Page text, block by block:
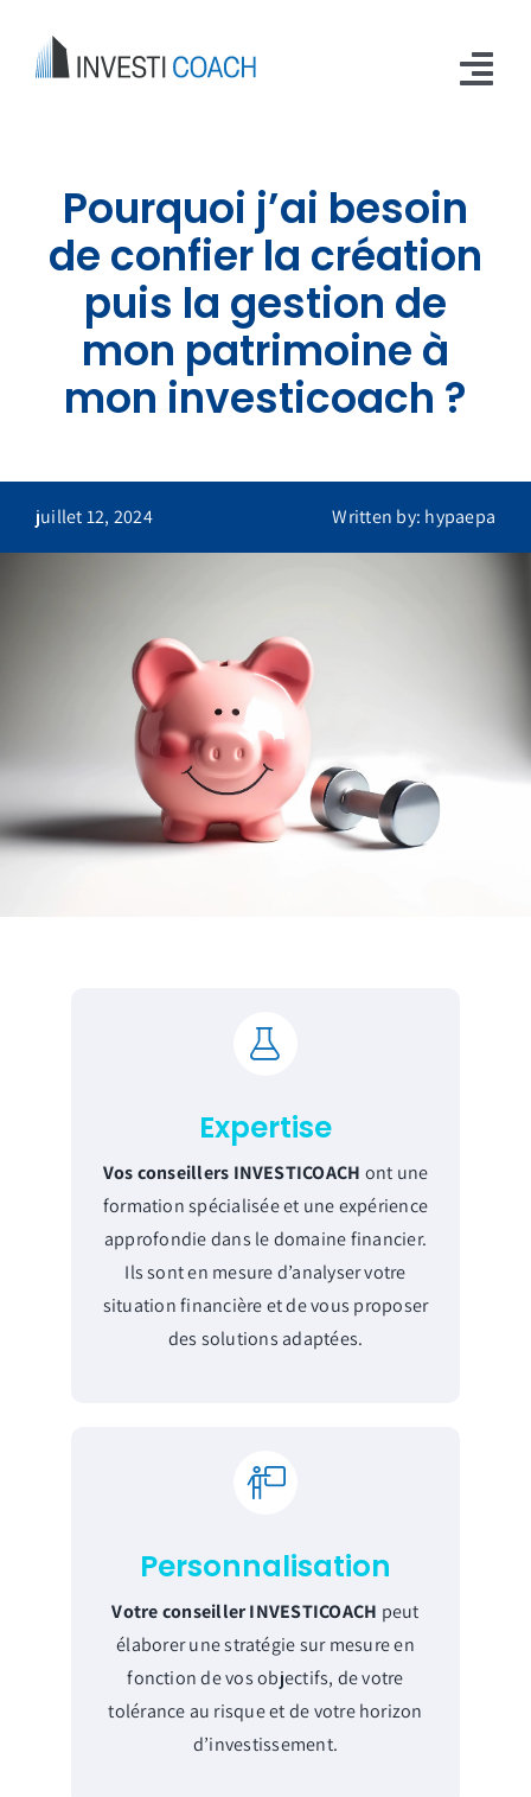
contenu
Qui sommes nous ?
Notre mission
Investir
Le blog
Pourquoi j’ai besoin
de confier la création
puis la gestion de
mon patrimoine à
mon investicoach ?
juillet 12, 2024 Written by: hypaepa
Expertise
Vos conseillers INVESTICOACH ont une
formation spécialisée et une expérience
approfondie dans le domaine financier.
Ils sont en mesure d’analyser votre
situation financière et de vous proposer
des solutions adaptées.
Personnalisation
Votre conseiller INVESTICOACH peut
élaborer une stratégie sur mesure en
fonction de vos objectifs, de votre
tolérance au risque et de votre horizon
d’investissement.